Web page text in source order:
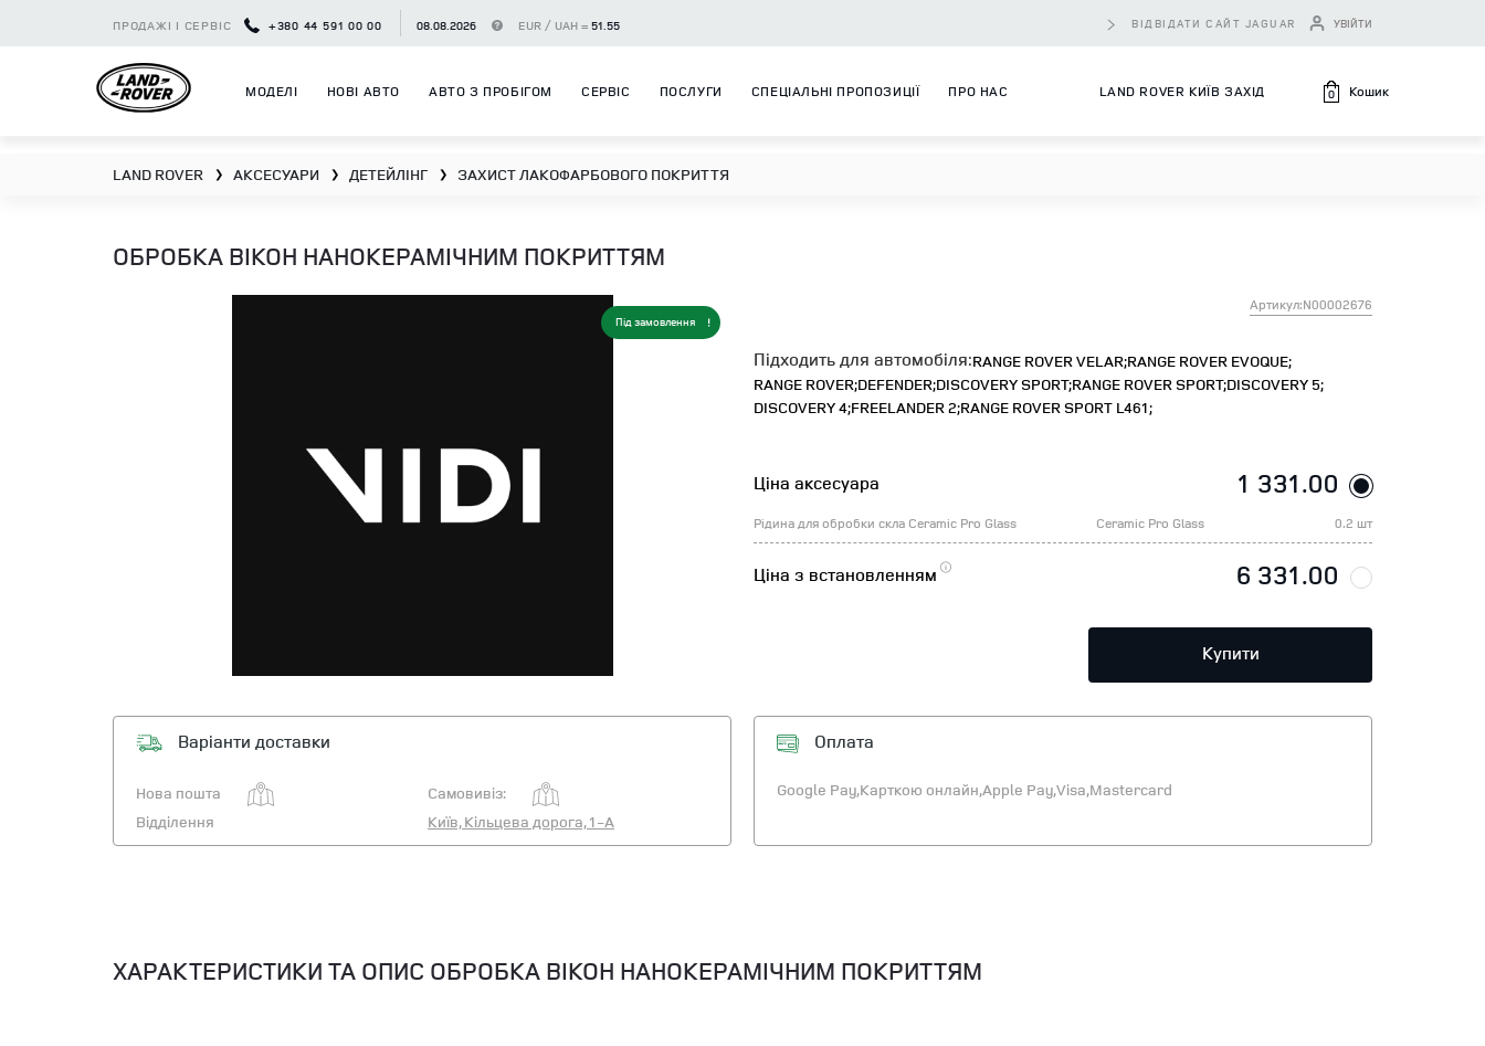
ПРОДАЖІ І СЕРВІС +380 44 591 00 00 08.08.2026 EUR / UAH = 51.55 ВІДВІДАТИ САЙТ JAGUAR УВІЙТИ
МОДЕЛІ НОВІ АВТО АВТО З ПРОБІГОМ СЕРВІС ПОСЛУГИ СПЕЦІАЛЬНІ ПРОПОЗИЦІЇ ПРО НАС LAND ROVER КИЇВ ЗАХІД 0 Кошик
LAND ROVER ❯ АКСЕСУАРИ ❯ ДЕТЕЙЛІНГ ❯ ЗАХИСТ ЛАКОФАРБОВОГО ПОКРИТТЯ
ОБРОБКА ВІКОН НАНОКЕРАМІЧНИМ ПОКРИТТЯМ
Під замовлення
Артикул:N00002676
Підходить для автомобіля:RANGE ROVER VELAR;RANGE ROVER EVOQUE;
RANGE ROVER;DEFENDER;DISCOVERY SPORT;RANGE ROVER SPORT;DISCOVERY 5;
DISCOVERY 4;FREELANDER 2;RANGE ROVER SPORT L461;
Ціна аксесуара 1 331.00
Рідина для обробки скла Ceramic Pro Glass Ceramic Pro Glass 0.2 шт
Ціна з встановленням 6 331.00
Купити
Варіанти доставки
Нова пошта
Самовивіз:
Відділення
Київ, Кільцева дорога, 1-А
Оплата
Google Pay,Карткою онлайн,Apple Pay,Visa,Mastercard
ХАРАКТЕРИСТИКИ ТА ОПИС ОБРОБКА ВІКОН НАНОКЕРАМІЧНИМ ПОКРИТТЯМ